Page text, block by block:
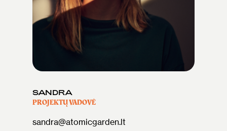
SANDRA
PROJEKTŲ VADOVĖ
sandra@atomicgarden.lt